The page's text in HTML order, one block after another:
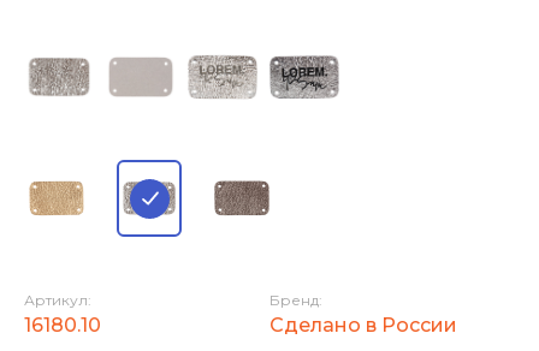
Артикул:
16180.10
Бренд:
Сделано в России